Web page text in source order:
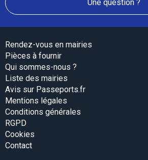
Une question ?
Rendez-vous en mairies
Pièces à fournir
Qui sommes-nous ?
Liste des mairies
Avis sur Passeports.fr
Mentions légales
Conditions générales
RGPD
Cookies
Contact